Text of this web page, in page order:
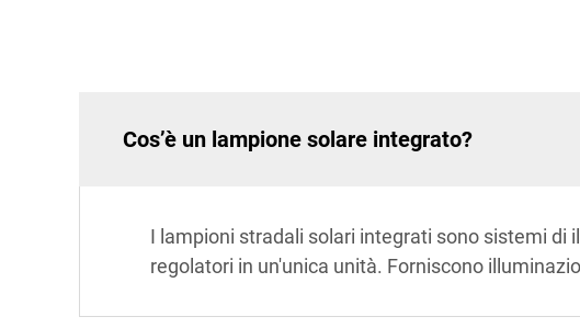
Cos’è un lampione solare integrato?
I lampioni stradali solari integrati sono sistemi di
regolatori in un'unica unità. Forniscono